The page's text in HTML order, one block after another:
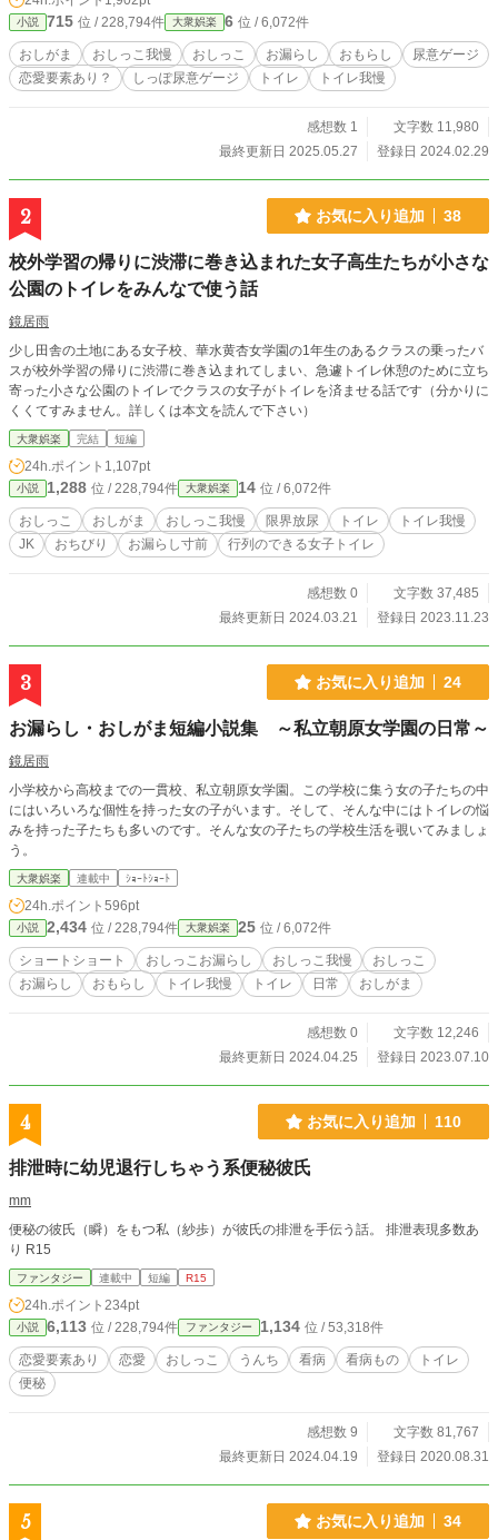
小説 715 位 / 228,794件 大衆娯楽 6 位 / 6,072件
おしがま おしっこ我慢 おしっこ お漏らし おもらし
尿意ゲージ
恋愛要素あり？
しっぽ尿意ゲージ トイレ トイレ我慢
感想数 1
文字数 11,980
最終更新日 2025.05.27
登録日 2024.02.29
2 お気に入り追加 38
校外学習の帰りに渋滞に巻き込まれた女子高生たちが小さな
公園のトイレをみんなで使う話
鏡居雨
少し田舎の土地にある女子校、華水黄杏女学園の1年生のあるクラスの乗ったバ
スが校外学習の帰りに渋滞に巻き込まれてしまい、急遽トイレ休憩のために立ち
寄った小さな公園のトイレでクラスの女子がトイレを済ませる話です（分かりに
くくてすみません。詳しくは本文を読んで下さい）
大衆娯楽 完結 短編
24h.ポイント 1,107pt
小説 1,288 位 / 228,794件 大衆娯楽 14 位 / 6,072件
おしっこ おしがま おしっこ我慢 限界放尿 トイレ
トイレ我慢
JK
おちびり お漏らし寸前 行列のできる女子トイレ
感想数 0
文字数 37,485
最終更新日 2024.03.21
登録日 2023.11.23
3 お気に入り追加 24
お漏らし・おしがま短編小説集 ～私立朝原女学園の日常～
鏡居雨
小学校から高校までの一貫校、私立朝原女学園。この学校に集う女の子たちの中
にはいろいろな個性を持った女の子がいます。そして、そんな中にはトイレの悩
みを持った子たちも多いのです。そんな女の子たちの学校生活を覗いてみましょ
う。
大衆娯楽 連載中 ｼｮｰﾄｼｮｰﾄ
24h.ポイント 596pt
小説 2,434 位 / 228,794件 大衆娯楽 25 位 / 6,072件
ショートショート おしっこお漏らし おしっこ我慢
おしっこ
お漏らし
おもらし トイレ我慢 トイレ 日常 おしがま
感想数 0
文字数 12,246
最終更新日 2024.04.25
登録日 2023.07.10
4 お気に入り追加 110
排泄時に幼児退行しちゃう系便秘彼氏
mm
便秘の彼氏（瞬）をもつ私（紗歩）が彼氏の排泄を手伝う話。 排泄表現多数あ
り R15
ファンタジー 連載中 短編 R15
24h.ポイント 234pt
小説 6,113 位 / 228,794件 ファンタジー 1,134 位 / 53,318件
恋愛要素あり 恋愛 おしっこ うんち 看病 看病もの
トイレ
便秘
感想数 9
文字数 81,767
最終更新日 2024.04.19
登録日 2020.08.31
5 お気に入り追加 34